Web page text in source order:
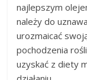
najlepszym
należy do
urozmaicać
pochodzenia
uzyskać z diety